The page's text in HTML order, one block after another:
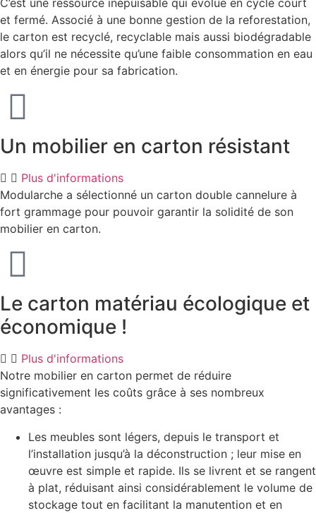
C’est une ressource inépuisable qui évolue en cycle court
et fermé. Associé à une bonne gestion de la reforestation,
le carton est recyclé, recyclable mais aussi biodégradable
alors qu’il ne nécessite qu’une faible consommation en eau
et en énergie pour sa fabrication.
Un mobilier en carton résistant
Plus d'informations
Modularche a sélectionné un carton double cannelure à
fort grammage pour pouvoir garantir la solidité de son
mobilier en carton.
Le carton matériau écologique et
économique !
Plus d'informations
Notre mobilier en carton permet de réduire
significativement les coûts grâce à ses nombreux
avantages :
Les meubles sont légers, depuis le transport et
l’installation jusqu’à la déconstruction ; leur mise en
œuvre est simple et rapide. Ils se livrent et se rangent
à plat, réduisant ainsi considérablement le volume de
stockage tout en facilitant la manutention et en